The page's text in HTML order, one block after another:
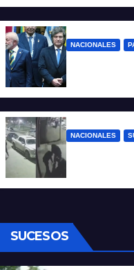
NACIONALES
NACIONALES
quedaron
SUCESOS